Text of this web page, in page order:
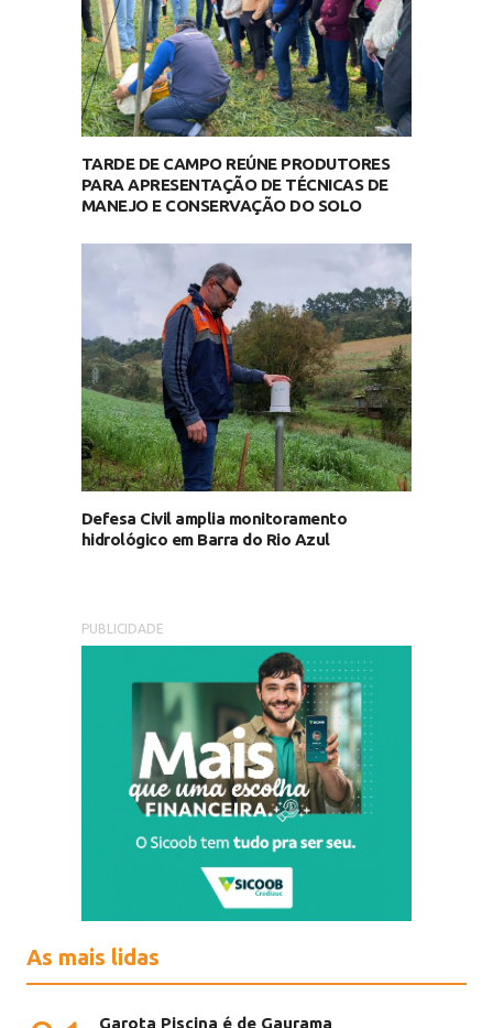
TARDE DE CAMPO REÚNE PRODUTORES
PARA APRESENTAÇÃO DE TÉCNICAS DE
MANEJO E CONSERVAÇÃO DO SOLO
Defesa Civil amplia monitoramento
hidrológico em Barra do Rio Azul
PUBLICIDADE
As mais lidas
Garota Piscina é de Gaurama